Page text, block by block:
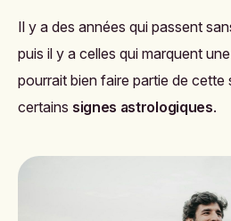
Il y a des années qui passent
puis il y a celles qui marquent
pourrait bien faire partie de
certains signes astrologiques.